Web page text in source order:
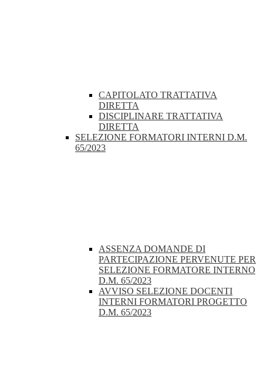
CAPITOLATO TRATTATIVA
DIRETTA
DISCIPLINARE TRATTATIVA
DIRETTA
SELEZIONE FORMATORI INTERNI D.M.
65/2023
ASSENZA DOMANDE DI
PARTECIPAZIONE PERVENUTE PER
SELEZIONE FORMATORE INTERNO
D.M. 65/2023
AVVISO SELEZIONE DOCENTI
INTERNI FORMATORI PROGETTO
D.M. 65/2023